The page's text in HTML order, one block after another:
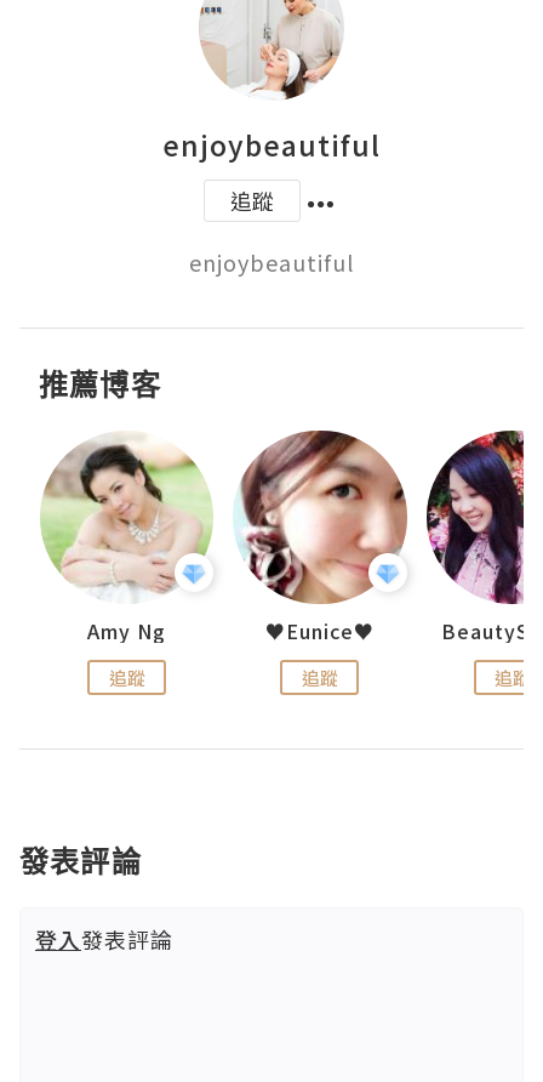
enjoybeautiful
追蹤
enjoybeautiful
推薦博客
Amy Ng
追蹤
♥Eunice♥
追蹤 追蹤
發表評論
登入發表評論